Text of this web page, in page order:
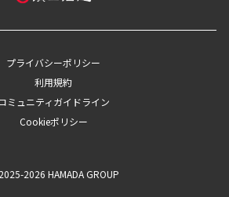
プライバシーポリシー
利用規約
ミュニティガイドライン
Cookieポリシー
2026 HAMADA GROUP